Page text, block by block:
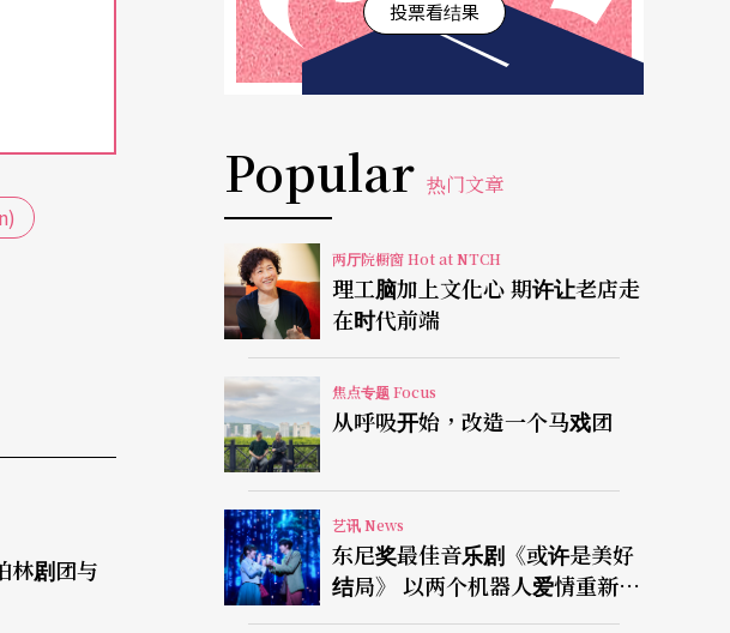
彼得洛希
碎花洋
野性与争
身分认同
抽象的
的力量在
标注了
林剧团与
投票看结果
Popular 热门文章
两厅院橱窗 Hot at NTCH
理工脑加上文化心 期许让老店走
在时代前端
焦点专题 Focus
从呼吸开始，改造一个马戏团
艺讯 News
东尼奖最佳音乐剧《或许是美好
结局》 以两个机器人爱情重新凝
视有限人生